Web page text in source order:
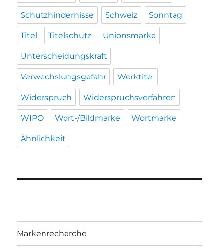
Schutzhindernisse Schweiz Sonntag
Titel Titelschutz Unionsmarke
Unterscheidungskraft
Verwechslungsgefahr Werktitel
Widerspruch Widerspruchsverfahren
WIPO Wort-/Bildmarke Wortmarke
Ähnlichkeit
Markenrecherche